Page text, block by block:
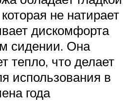
не натирает
дискомфорта
сидении. Она
тепло, что делает
использования в
года